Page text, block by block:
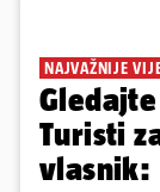
NAJVAŽNIJE
Turisti
vlasnik: